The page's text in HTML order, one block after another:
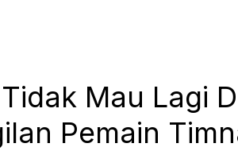
Mau Lagi
Pemain